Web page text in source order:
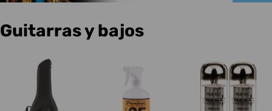
C
Guitarras y bajos